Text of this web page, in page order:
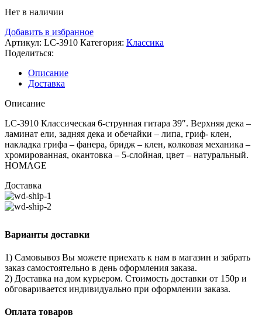
Нет в наличии
Добавить в избранное
Артикул: LC-3910 Категория: Классика
Поделиться:
Описание
Доставка
Описание
LC-3910 Классическая 6-струнная гитара 39″. Верхняя дека –
ламинат ели, задняя дека и обечайки – липа, гриф- клен,
накладка грифа – фанера, бридж – клен, колковая механика –
хромированная, окантовка – 5-слойная, цвет – натуральный.
HOMAGE
Доставка
Варианты доставки
1) Самовывоз Вы можете приехать к нам в магазин и забрать
заказ самостоятельно в день оформления заказа.
2) Доставка на дом курьером. Стоимость доставки от 150р и
обговаривается индивидуально при оформлении заказа.
Оплата товаров